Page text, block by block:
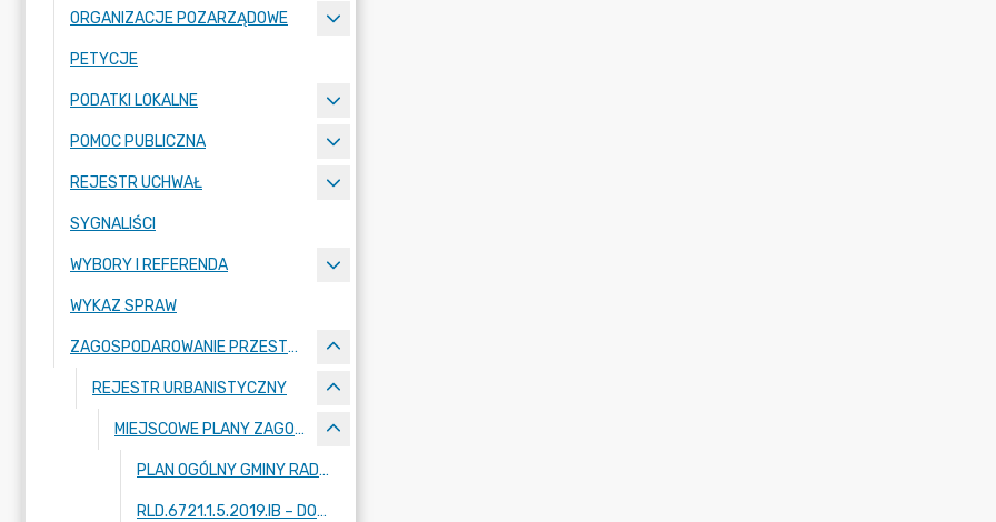
ORGANIZACJE POZARZĄDOWE
PETYCJE
PODATKI LOKALNE
POMOC PUBLICZNA
REJESTR UCHWAŁ
SYGNALIŚCI
WYBORY I REFERENDA
WYKAZ SPRAW
ZAGOSPODAROWANIE PRZESTRZENNE
REJESTR URBANISTYCZNY
MIEJSCOWE PLANY ZAGOSPODAROWANIA PRZESTRZENNEGO - W TRAKCIE OPRACOWANIA
PLAN OGÓLNY GMINY RADZIEJOWICE
RLD.6721.1.5.2019.IB – DOTYCZY FRAGMENTÓW MIEJSCOWOŚCI: KRZE DUŻE, ADAMÓW-PARCEL, RADZIEJOWICE